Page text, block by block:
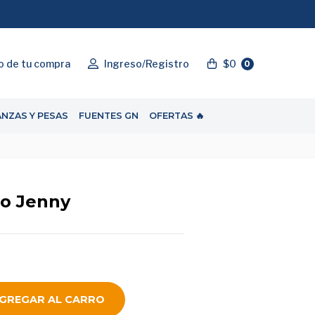
de tu compra Ingreso/Registro $0 0
Y PESAS FUENTES GN OFERTAS 🔥
Jenny
AL CARRO